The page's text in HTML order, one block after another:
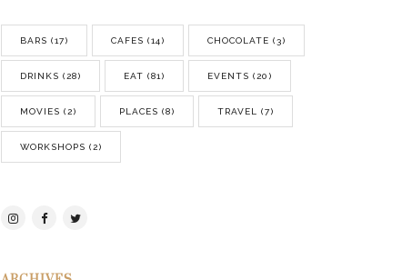
BARS (17) CAFES (14) CHOCOLATE (3)
DRINKS (28) EAT (81) EVENTS (20)
MOVIES (2) PLACES (8) TRAVEL (7)
WORKSHOPS (2)